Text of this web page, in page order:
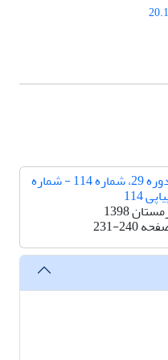
دوره 29، شماره 114 - شماره
114
1398
231-240